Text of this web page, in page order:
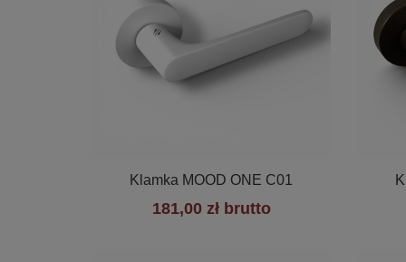
Szybki podgląd
Klamka MOOD ONE C01
181,00 zł brutto